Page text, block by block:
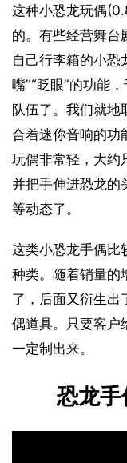
这种小恐龙玩偶
的。有些经营舞台
自己行李箱的小恐
嘴”“眨眼”的功能
队伍了。我们就地
合着迷你音响的功
玩偶非常轻，大约
并把手伸进恐龙的
等动态了。
这类小恐龙手偶比
种类。随着销量的
了，后面又衍生出
偶道具。只要客户
一定制出来。
恐龙手